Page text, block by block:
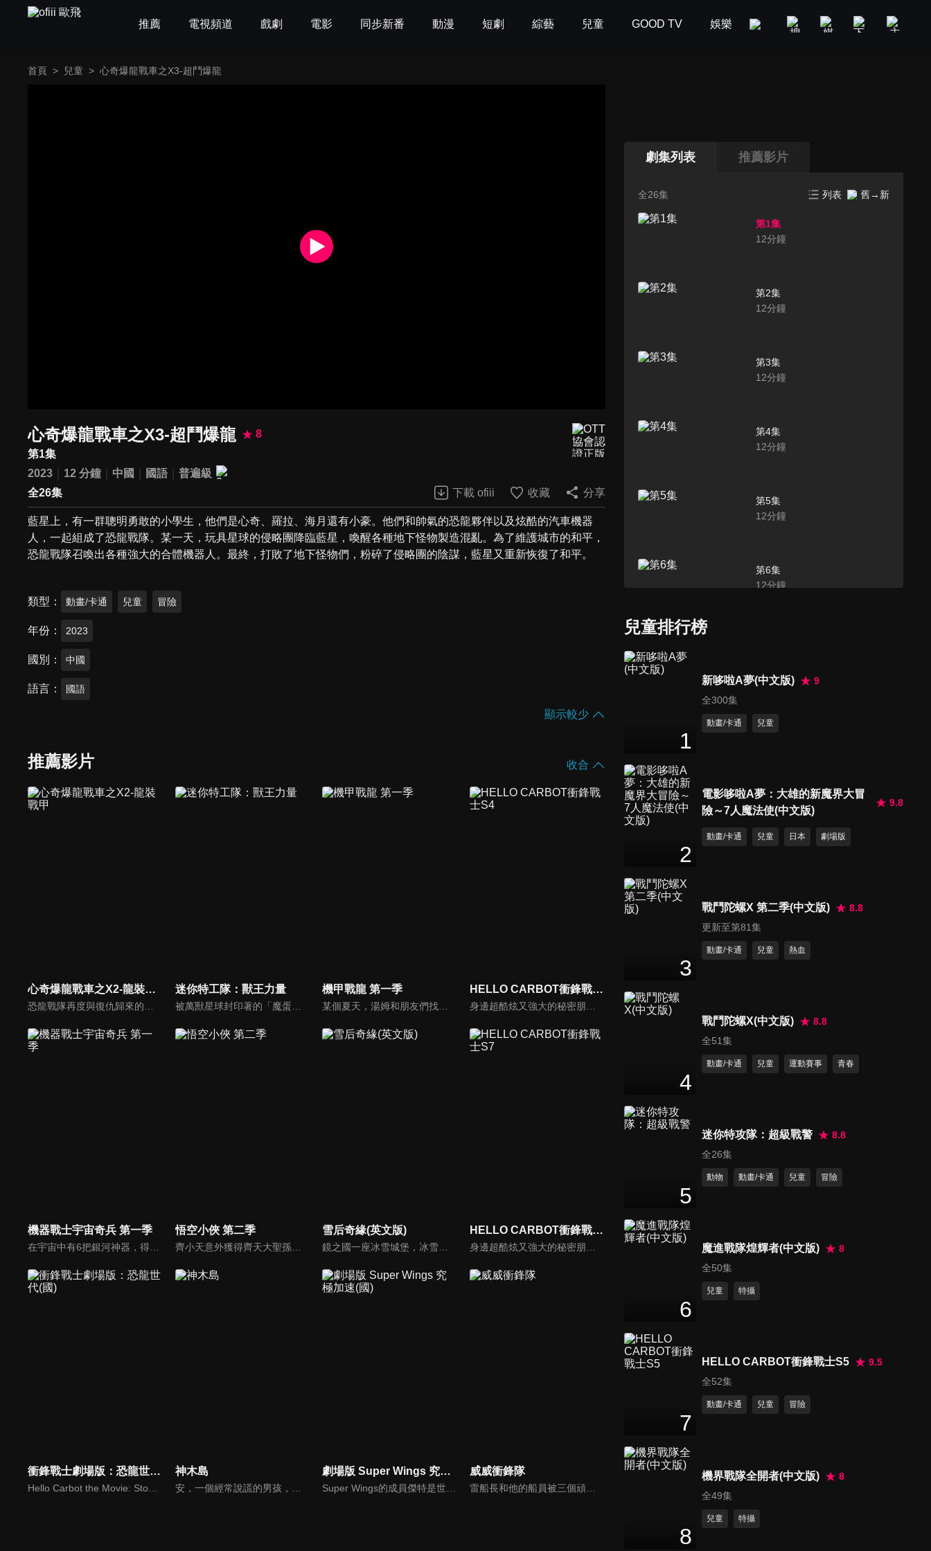
推薦 電視頻道 戲劇 電影 同步新番 動漫 短劇 綜藝 兒童 GOOD TV 娛樂 美食旅遊 新聞政論
首頁 > 兒童 > 心奇爆龍戰車之X3-超鬥爆龍
心奇爆龍戰車之X3-超鬥爆龍
8
第1集
2023
12 分鐘 中國 國語
普遍級
全26集
下載 ofiii 收藏 分享
藍星上，有一群聰明勇敢的小學生，他們是心奇、羅拉、海月還有小豪。他們和帥氣的恐龍夥伴以及炫酷的汽車機器
人，一起組成了恐龍戰隊。某一天，玩具星球的侵略團降臨藍星，喚醒各種地下怪物製造混亂。為了維護城市的和平，
恐龍戰隊召喚出各種強大的合體機器人。最終，打敗了地下怪物們，粉碎了侵略團的陰謀，藍星又重新恢復了和平。
類型 動畫/卡通 兒童 冒險
年份 2023
國別 中國
語言 國語
顯示較少
推薦影片 收合
心奇爆龍戰車之X2-龍裝戰甲 迷你特工隊：獸王力量 機甲戰龍 第一季 HELLO CARBOT衝鋒戰士S4
機器戰士宇宙奇兵 第一季 悟空小俠 第二季 雪后奇緣(英文版) HELLO CARBOT衝鋒戰士S7
衝鋒戰士劇場版：恐龍世代(國)
Hello Carbot the Movie: Stone Age
神木島
安，一個經常說謊的男孩，跌入了另一個世界。在試圖找回原來的世界時，他遇到了危險，這迫使他轉變並逐漸成長。憑藉他的富有創意的頭腦，他學會了如何幫助他人。在旅途中，他不僅交了很多朋友，還得到了其他人的幫助。他能夠在大家的幫助下返回家嗎？
劇場版 Super Wings 究極加速(國)
Super Wings的成員傑特是世界上最快的飛機，但他不只是願意送快遞。他希望像其他Super Wings隊友一樣受歡迎。當比利·威利綁架了一群無辜的人質時，傑特決定幫助人類女孩菲菲救出她母親…
威威衝鋒隊
雷船長和他的船員被三個頑皮的惡棍逃到地球上時被收縮的激光擊中。 雷的大隊和小人三人像孩子的手掌一樣小，開始與Joon和Mina住在一起。 由於小人三人不斷在房子周圍製造麻煩，雷軍指揮官和他的旅隊應採取行動並為孩子們維持安全的環境。
劇集列表 推薦影片
全26集 列表 舊→新
第1集
12分鐘
第2集
12分鐘
第3集
12分鐘
第4集
12分鐘
第5集
12分鐘
第6集
12分鐘
12分鐘
12 分鐘
第11集
11
12分鐘
12 分鐘
第18集
第19集
12分鐘
兒童排行榜
1
新哆啦A夢(中文版)
9
全300集
動畫/卡通 兒童
2
電影哆啦A夢：大雄的新魔界大冒
險～7人魔法使(中文版)
9.8
動畫/卡通 兒童 日本 劇場版
3
戰鬥陀螺X 第二季(中文版)
8.8
更新至第81集
動畫/卡通 兒童 熱血
4
戰鬥陀螺X(中文版)
8.8
全51集
動畫/卡通 兒童 運動賽事 青春
5
迷你特攻隊：超級戰警
8.8
全26集
動物 動畫/卡通 兒童 冒險
6
魔進戰隊煌輝者(中文版)
8
全50集
兒童 特攝
7
HELLO CARBOT衝鋒戰士S5
9.5
全52集
動畫/卡通 兒童 冒險
8
機界戰隊全開者(中文版)
8
全49集
兒童 特攝